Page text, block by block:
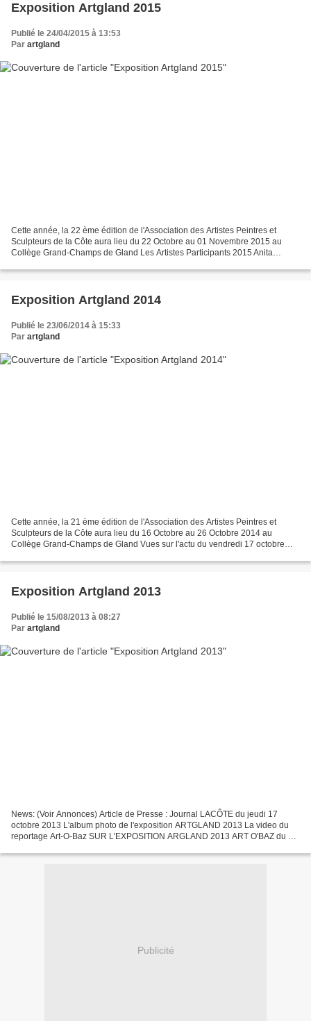
Exposition Artgland 2015
Publié le 24/04/2015 à 13:53
Par artgland
Cette année, la 22 ème édition de l'Association des Artistes Peintres et
Sculpteurs de la Côte aura lieu du 22 Octobre au 01 Novembre 2015 au
Collège Grand-Champs de Gland Les Artistes Participants 2015 Anita
Exposition Artgland 2014
Publié le 23/06/2014 à 15:33
Par artgland
Cette année, la 21 ème édition de l'Association des Artistes Peintres et
Sculpteurs de la Côte aura lieu du 16 Octobre au 26 Octobre 2014 au
Collège Grand-Champs de Gland Vues sur l'actu du vendredi 17 octobre
Exposition Artgland 2013
Publié le 15/08/2013 à 08:27
Par artgland
News: (Voir Annonces) Article de Presse : Journal LACÔTE du jeudi 17
octobre 2013 L'album photo de l'exposition ARTGLAND 2013 La video du
reportage Art-O-Baz SUR L'EXPOSITION ARGLAND 2013 ART O'BAZ du 17
Publicité